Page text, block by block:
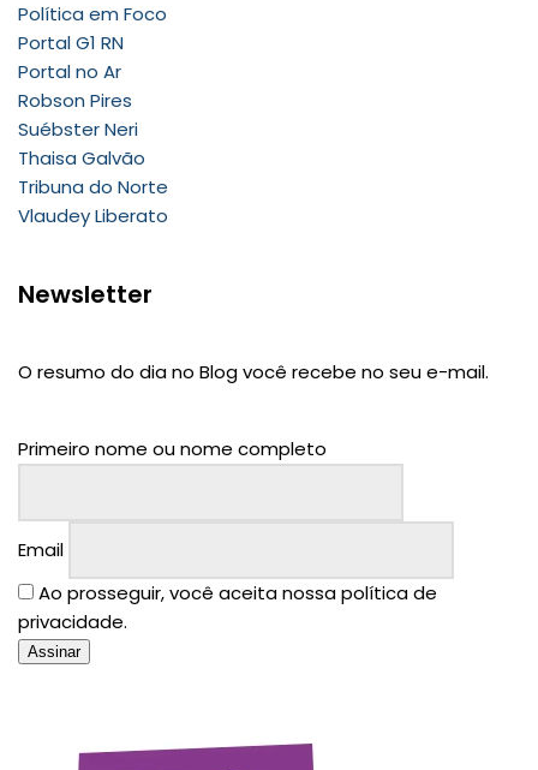
Política em Foco
Portal G1 RN
Portal no Ar
Robson Pires
Suébster Neri
Thaisa Galvão
Tribuna do Norte
Vlaudey Liberato
Newsletter
O resumo do dia no Blog você recebe no seu e-mail.
Primeiro nome ou nome completo
Email
Ao prosseguir, você aceita nossa política de
privacidade.